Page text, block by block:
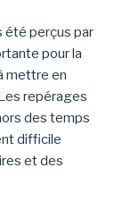
été perçus par
pour la
mettre en
repérages
des temps
difficile
etdes